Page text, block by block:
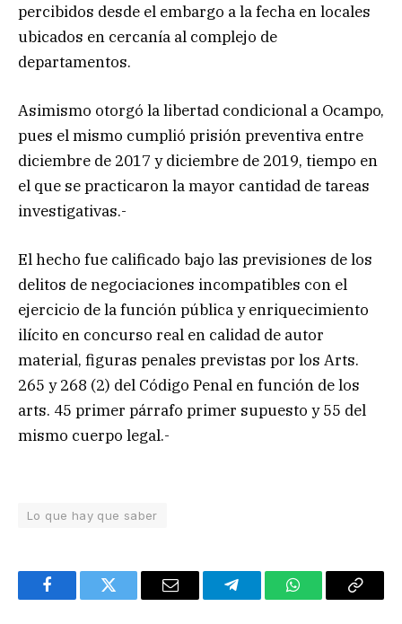
percibidos desde el embargo a la fecha en locales
ubicados en cercanía al complejo de
departamentos.
Asimismo otorgó la libertad condicional a Ocampo,
pues el mismo cumplió prisión preventiva entre
diciembre de 2017 y diciembre de 2019, tiempo en
el que se practicaron la mayor cantidad de tareas
investigativas.-
El hecho fue calificado bajo las previsiones de los
delitos de negociaciones incompatibles con el
ejercicio de la función pública y enriquecimiento
ilícito en concurso real en calidad de autor
material, figuras penales previstas por los Arts.
265 y 268 (2) del Código Penal en función de los
arts. 45 primer párrafo primer supuesto y 55 del
mismo cuerpo legal.-
Lo que hay que saber
FacebookTwitter Email TelegramWhatsAppCopy